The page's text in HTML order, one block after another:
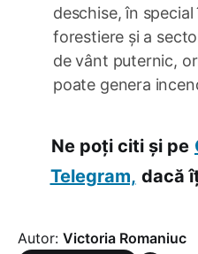
deschise, în
forestiere și a
de vânt puternic,
poate genera
Ne poți citi și pe
Telegram, dacă
Autor: Victoria Romaniuc